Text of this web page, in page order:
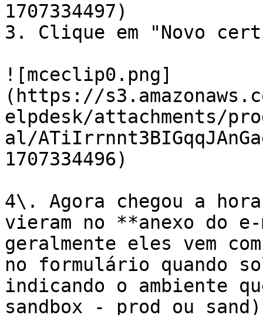
1707334497)
3. Clique em "Novo
![mceclip0.png]
(https://
elpdesk/attachments/
al/
1707334496)
4\. Agora chegou a
vieram no **anexo do
geralmente eles vem
no formulário quando
indicando o ambiente
sandbox - prod ou